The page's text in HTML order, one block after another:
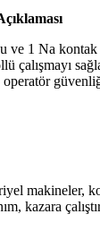
1 Na kontak
çalışmayı
operatör
makineler,
kazara